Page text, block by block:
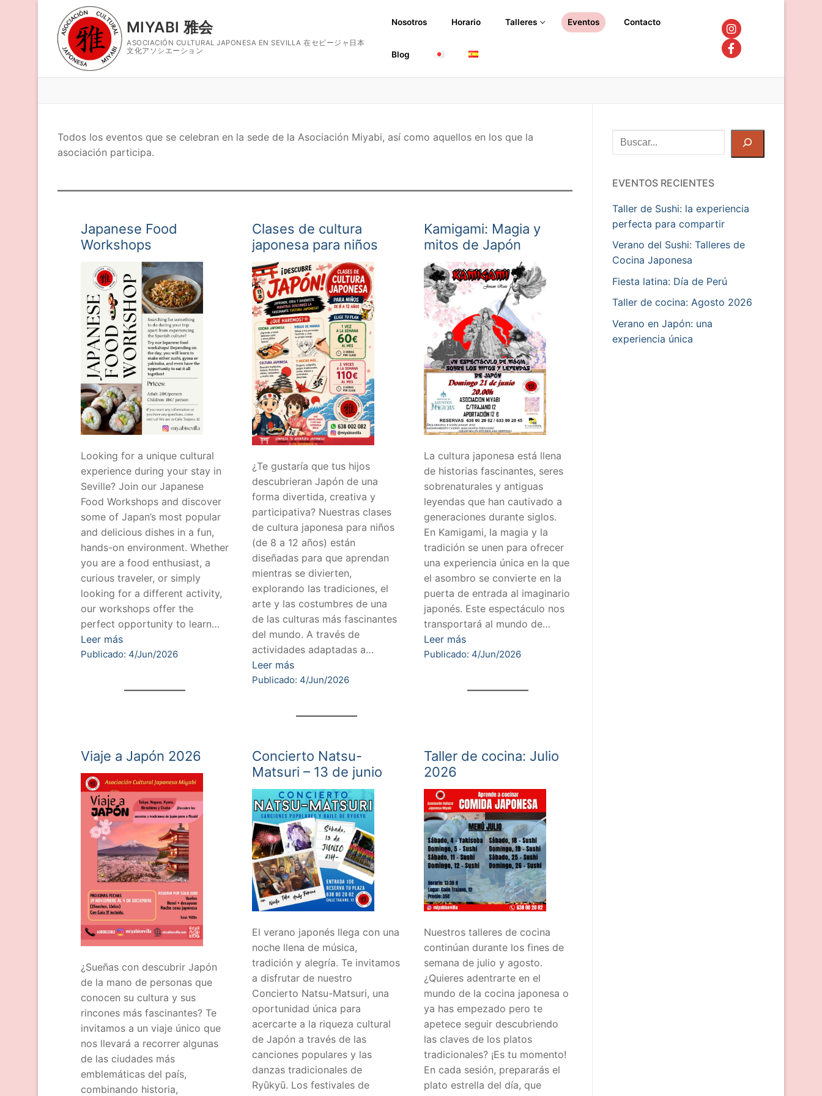
contenido
MIYABI 雅会
ASOCIACIÓN CULTURAL JAPONESA EN SEVILLA 在セビージャ日本
文化アソシエーション
Nosotros Horario Talleres Eventos Contacto
Blog
Taller de Caligrafía
Taller de Cocina Japonesa
Taller de Taichi
Taller de Estampación Japonesa
Taller de Costura Japonesa
Taller Arte en Meditación
Taller de Thai Yoga
Blog
Todos los eventos que se celebran en la sede de la Asociación Miyabi, así como aquellos en los que la
asociación participa.
Japanese Food
Workshops
Looking for a unique cultural
experience during your stay in
Seville? Join our Japanese
Food Workshops and discover
some of Japan’s most popular
and delicious dishes in a fun,
hands-on environment. Whether
you are a food enthusiast, a
curious traveler, or simply
looking for a different activity,
our workshops offer the
perfect opportunity to learn…
Leer más
Publicado: 4/Jun/2026
Clases de cultura
japonesa para niños
¿Te gustaría que tus hijos
descubrieran Japón de una
forma divertida, creativa y
participativa? Nuestras clases
de cultura japonesa para niños
(de 8 a 12 años) están
diseñadas para que aprendan
mientras se divierten,
explorando las tradiciones, el
arte y las costumbres de una
de las culturas más fascinantes
del mundo. A través de
actividades adaptadas a…
Leer más
Publicado: 4/Jun/2026
Kamigami: Magia y
mitos de Japón
La cultura japonesa está llena
de historias fascinantes, seres
sobrenaturales y antiguas
leyendas que han cautivado a
generaciones durante siglos.
En Kamigami, la magia y la
tradición se unen para ofrecer
una experiencia única en la que
el asombro se convierte en la
puerta de entrada al imaginario
japonés. Este espectáculo nos
transportará al mundo de…
Leer más
Publicado: 4/Jun/2026
Viaje a Japón 2026
¿Sueñas con descubrir Japón
de la mano de personas que
conocen su cultura y sus
rincones más fascinantes? Te
invitamos a un viaje único que
nos llevará a recorrer algunas
de las ciudades más
emblemáticas del país,
combinando historia,
Concierto Natsu-
Matsuri – 13 de junio
El verano japonés llega con una
noche llena de música,
tradición y alegría. Te invitamos
a disfrutar de nuestro
Concierto Natsu-Matsuri, una
oportunidad única para
acercarte a la riqueza cultural
de Japón a través de las
canciones populares y las
danzas tradicionales de
Ryūkyū. Los festivales de
Taller de cocina: Julio
2026
Nuestros talleres de cocina
continúan durante los fines de
semana de julio y agosto.
¿Quieres adentrarte en el
mundo de la cocina japonesa o
ya has empezado pero te
apetece seguir descubriendo
las claves de los platos
tradicionales? ¡Es tu momento!
En cada sesión, prepararás el
plato estrella del día, que
Buscar
EVENTOS RECIENTES
Taller de Sushi: la experiencia
perfecta para compartir
Verano del Sushi: Talleres de
Cocina Japonesa
Fiesta latina: Día de Perú
Taller de cocina: Agosto 2026
Verano en Japón: una
experiencia única